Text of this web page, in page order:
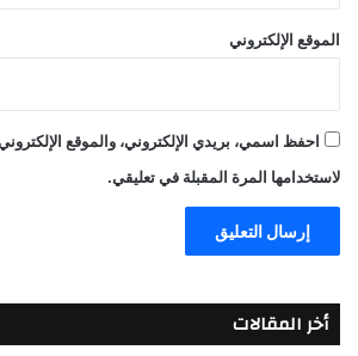
الموقع الإلكتروني
احفظ اسمي، بريدي الإلكتروني، والموقع
لاستخدامها المرة المقبلة في تعليقي.
أخر المقالات